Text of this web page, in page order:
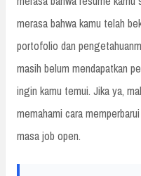
merasa bahwa kamu telah
portofolio dan
masih belum mendapatkan
ingin kamu temui. Jika ya,
memahami cara
masa job open.